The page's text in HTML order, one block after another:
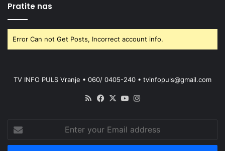
Pratite nas
Error Can not Get Posts, Incorrect account info.
TV INFO PULS Vranje • 060/ 0405-240 • tvinfopuls@gmail.com
RSS Facebook
X YouTube
your
Email